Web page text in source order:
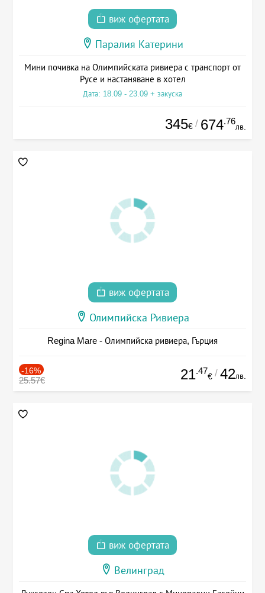
виж офертата
Паралия Катерини
Мини почивка на Олимпийската ривиера с транспорт от
Русе и настаняване в хотел
Дата: 18.09 - 23.09 + закуска
345€ / 674.76
лв.
виж офертата
Олимпийска Ривиера
Regina Mare - Олимпийска ривиера, Гърция
-16%
25.57€ 21.47
€ / 42лв.
виж офертата
Велинград